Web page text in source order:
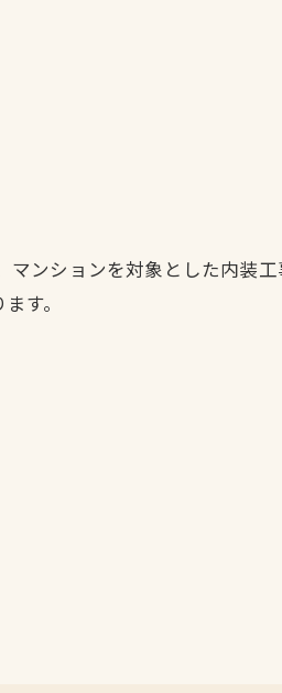
ンションを対象とした内装
す。